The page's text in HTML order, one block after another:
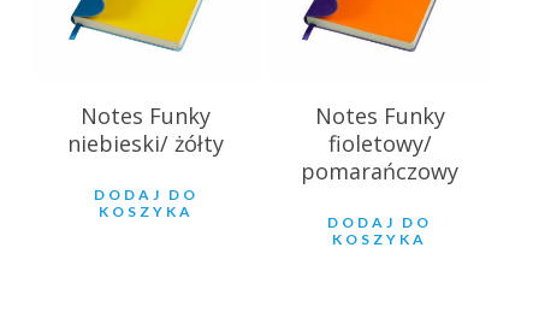
Notes Funky
niebieski/ żółty
DODAJ DO
KOSZYKA
Notes Funky
fioletowy/
pomarańczowy
DODAJ DO
KOSZYKA